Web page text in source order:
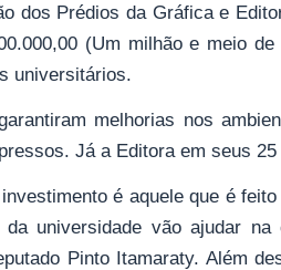
dos Prédios da Gráfica e
(Um milhão e meio
universitários.
melhorias nos
Já a Editora em seus
é aquele que é
da universidade vão ajudar na
Pinto Itamaraty. Além